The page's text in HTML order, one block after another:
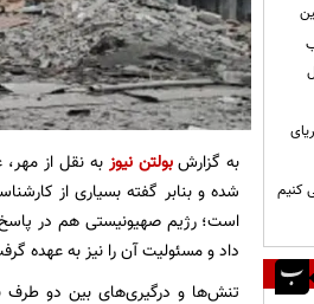
به گزارشبولتن نیوز به نقل از
شده و بنابر گفته بسیاری از
است؛ رژیم صهیونیستی هم در پاسخ
داد و مسئولیت آن را نیز به عهده
تنش‌ها و درگیری‌های بین دو طرف
کنیم